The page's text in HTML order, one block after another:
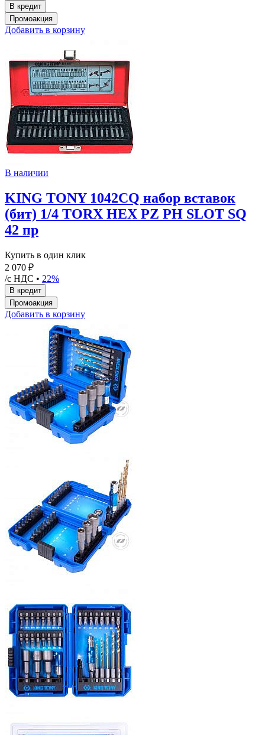
Добавить в корзину
В наличии
KING TONY 1042CQ набор вставок
(бит) 1/4 TORX HEX PZ PH SLOT SQ
42 пр
Купить в один клик
2 070 ₽
/с НДС • 22%
Добавить в корзину